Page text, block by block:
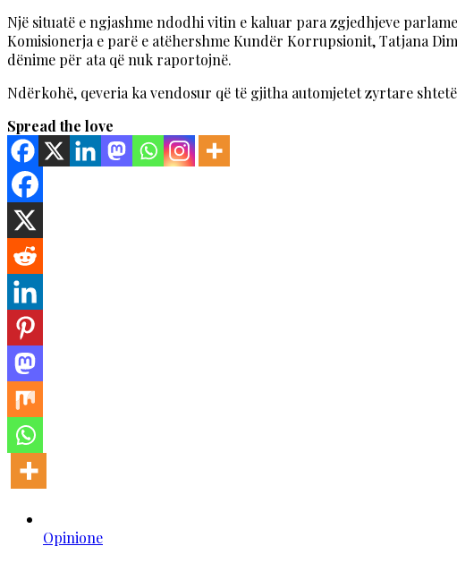
Një situatë e ngjashme ndodhi vitin e kaluar para zgjedhjeve
Komisionerja e parë e atëhershme Kundër Korrupsionit, Tatjana
dënime për ata që nuk raportojnë.
Ndërkohë, qeveria ka vendosur që të gjitha automjetet zyrtare
Spread the love
Opinione